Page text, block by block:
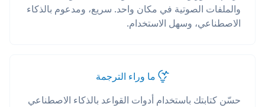
والملفات الصوتية في مكان واحد. سريع، ومدعوم بالذكاء
الاصطناعي، وسهل الاستخدام.
ما وراء الترجمة
حسّن كتابتك باستخدام أدوات القواعد بالذكاء الاصطناعي